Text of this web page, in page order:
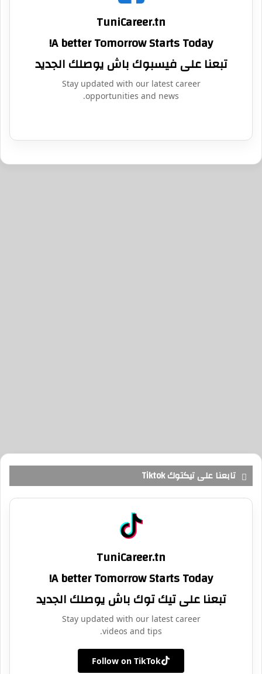
TuniCareer.tn
A better Tomorrow Starts Today!
تبعنا على فيسبوك باش يوصلك الجديد
Stay updated with our latest career
opportunities and news.
تابعنا على تيكتوك Tiktok
TuniCareer.tn
A better Tomorrow Starts Today!
تبعنا على تيك توك باش يوصلك الجديد
Stay updated with our latest career
videos and tips.
Follow on TikTok